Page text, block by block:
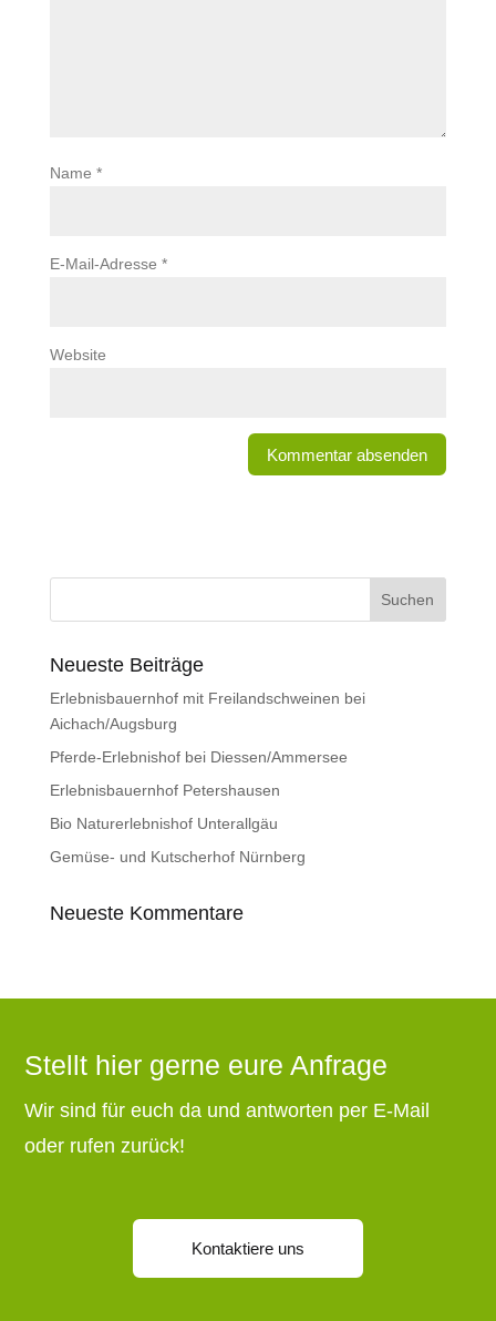
Name *
E-Mail-Adresse *
Website
Neueste Beiträge
Erlebnisbauernhof mit Freilandschweinen bei
Aichach/Augsburg
Pferde-Erlebnishof bei Diessen/Ammersee
Erlebnisbauernhof Petershausen
Bio Naturerlebnishof Unterallgäu
Gemüse- und Kutscherhof Nürnberg
Neueste Kommentare
Stellt hier gerne eure Anfrage
Wir sind für euch da und antworten per E-Mail
oder rufen zurück!
Kontaktiere uns